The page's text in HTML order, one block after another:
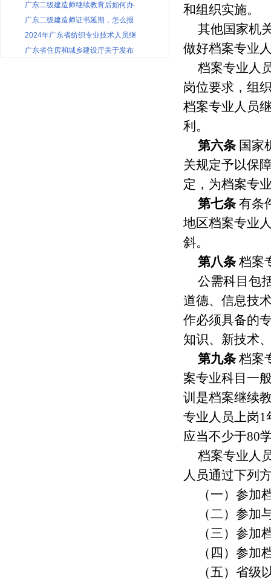
和组织实施。
其他国家机
做好档案专业
档案专业人
岗位要求，组
档案专业人员
利。
第六条 国家
关规定予以保
定，为档案专
第七条 有条
地区档案专业
斜。
第八条 档案
公需科目包
道德、信息技
作必须具备的
知识、新技术
第九条 档案
案专业科目一
训是档案继续
专业人员上岗1
应当不少于80
档案专业人
人员通过下列
（一）参加
（二）参加
（三）参加
（四）参加
（五）省
广东二级建造师继续教育后如何办
广东二级建造师证书延期，怎么报
2024年广东省纺织专业技术人员继
广东省住房和城乡建设厅关于发布